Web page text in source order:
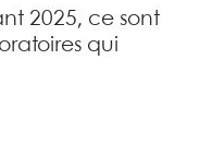
2025, ce sont
qui